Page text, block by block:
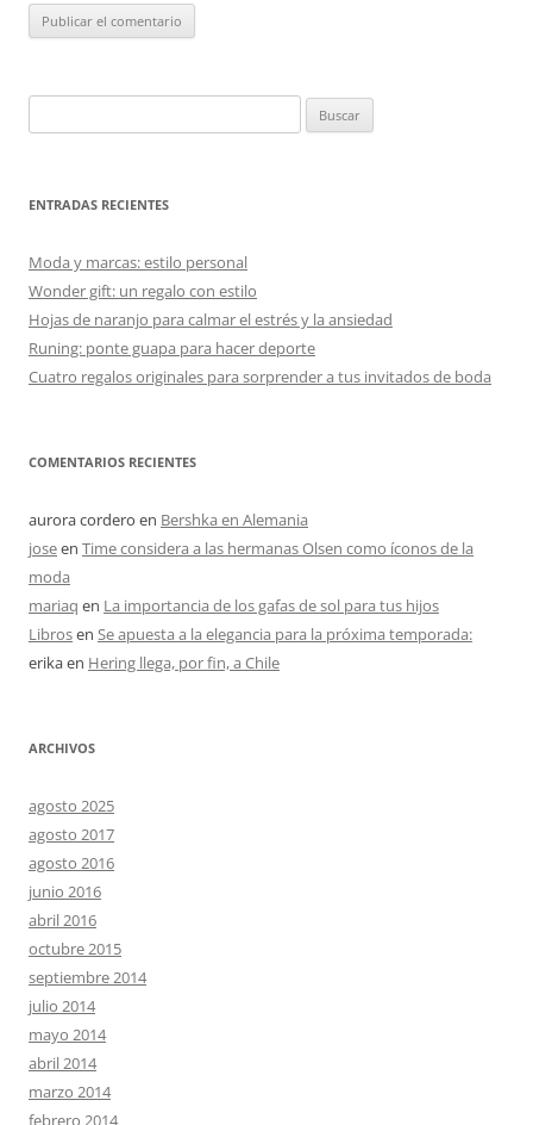
ENTRADAS RECIENTES
Moda y marcas: estilo personal
Wonder gift: un regalo con estilo
Hojas de naranjo para calmar el estrés y la ansiedad
Runing: ponte guapa para hacer deporte
Cuatro regalos originales para sorprender a tus invitados de boda
COMENTARIOS RECIENTES
aurora cordero en Bershka en Alemania
joseen Time considera a las hermanas Olsen como íconos de la
moda
mariaq en La importancia de los gafas de sol para tus hijos
Librosen Se apuesta a la elegancia para la próxima temporada:
erikaen Hering llega, por fin, a Chile
ARCHIVOS
agosto 2025
agosto 2017
agosto 2016
junio 2016
abril 2016
octubre 2015
septiembre 2014
julio 2014
mayo 2014
abril 2014
marzo 2014
febrero 2014